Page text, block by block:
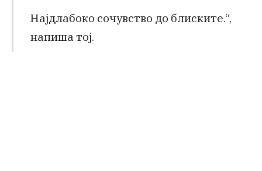
Најдлабоко сочувство до блиските.“,
напиша тој.